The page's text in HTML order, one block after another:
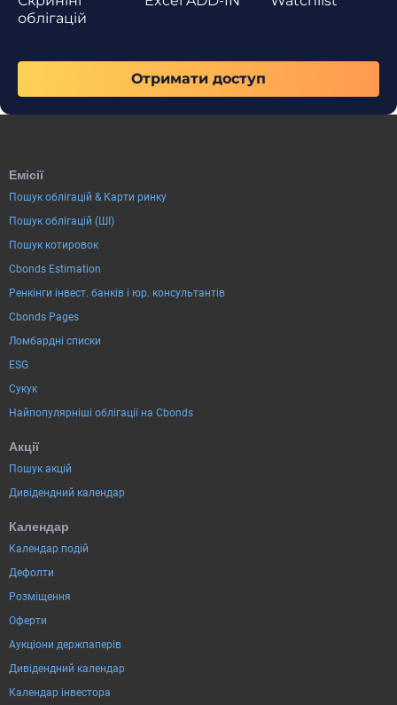
облігацій
Отримати доступ
Емісії
Пошук облігацій & Карти ринку
Пошук облігацій (ШІ)
Пошук котировок
Cbonds Estimation
Ренкінги інвест. банків і юр. консультантів
Cbonds Pages
Ломбардні списки
ESG
Сукук
Найпопулярніші облігації на Cbonds
Акції
Пошук акцій
Дивідендний календар
Календар
Календар подій
Дефолти
Розміщення
Оферти
Аукціони держпаперів
Дивідендний календар
Календар інвестора